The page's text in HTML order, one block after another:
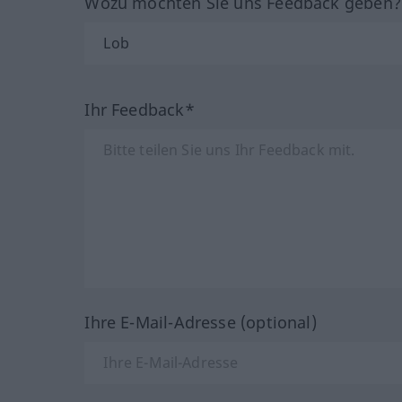
Ihr Feedback*
Ihre E-Mail-Adresse (optional)